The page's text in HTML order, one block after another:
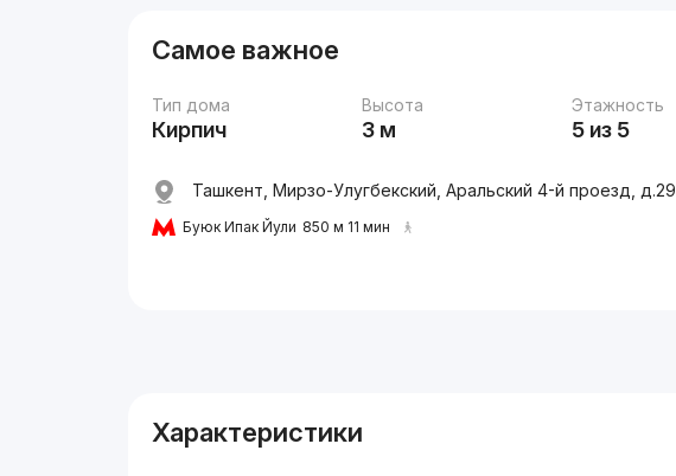
Самое важное
Тип дома
Кирпич
Высота
3 м
Этажность
5 из 5
Ташкент, Мирзо-Улугбекский, Аральский 4-й проезд, д.29
Буюк Ипак Йули 850 м 11 мин
Характеристики